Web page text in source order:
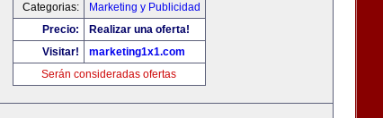
Categorias:
Marketing y Publicidad
Precio:
Realizar una oferta!
Visitar!
marketing1x1.com
Serán consideradas ofertas